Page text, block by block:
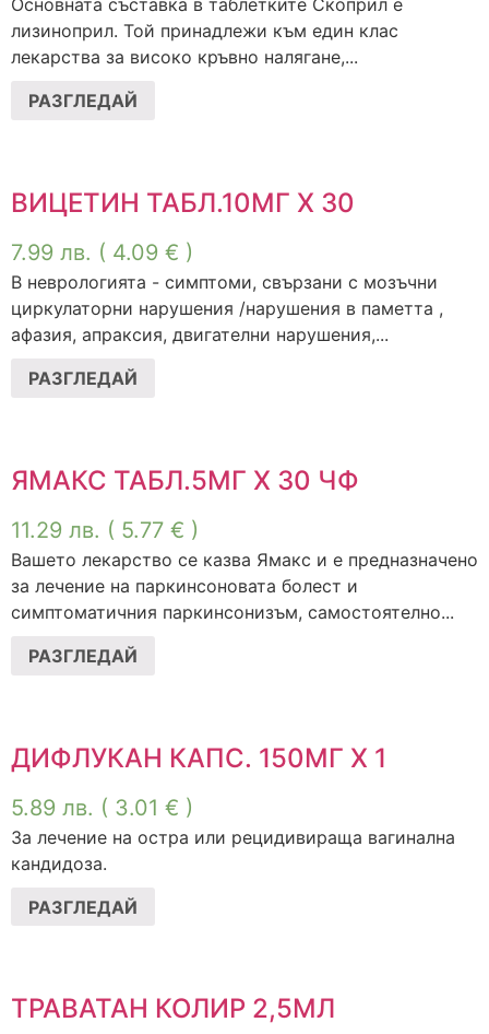
Основната съставка в таблетките Скоприл е
лизиноприл. Той принадлежи към един клас
лекарства за високо кръвно налягане,...
РАЗГЛЕДАЙ
ВИЦЕТИН ТАБЛ.10МГ Х 30
7.99 лв. ( 4.09 € )
В неврологията - симптоми, свързани с мозъчни
циркулаторни нарушения /нарушения в паметта ,
афазия, апраксия, двигателни нарушения,...
РАЗГЛЕДАЙ
ЯМАКС ТАБЛ.5МГ Х 30 ЧФ
11.29 лв. ( 5.77 € )
Вашето лекарство се казва Ямакс и е предназначено
за лечение на паркинсоновата болест и
симптоматичния паркинсонизъм, самостоятелно...
РАЗГЛЕДАЙ
ДИФЛУКАН КАПС. 150МГ Х 1
5.89 лв. ( 3.01 € )
За лечение на остра или рецидивираща вагинална
кандидоза.
РАЗГЛЕДАЙ
ТРАВАТАН КОЛИР 2,5МЛ